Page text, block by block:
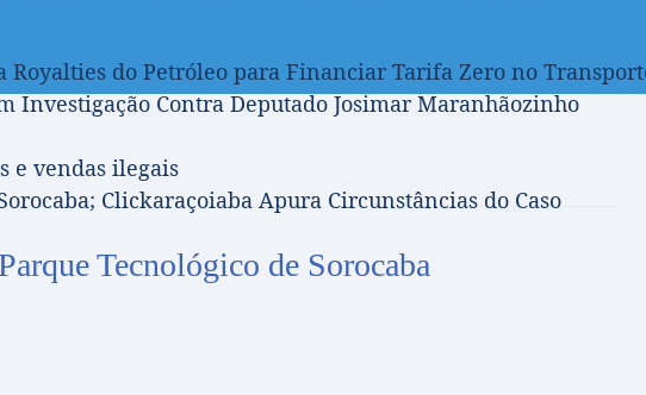
Royalties do Petróleo para Financiar Tarifa Zero no
Investigação Contra Deputado Josimar Maranhãozinho
e vendas ilegais
Clickaraçoiaba Apura Circunstâncias do Caso
Tecnológico de Sorocaba